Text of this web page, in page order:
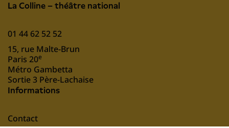
La Colline – théâtre national
01 44 62 52 52
15, rue Malte-Brun
Paris 20e
Métro Gambetta
Sortie 3 Père-Lachaise
Informations
Contact